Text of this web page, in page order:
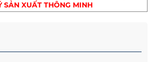
SẢN XUẤT THÔNG MINH